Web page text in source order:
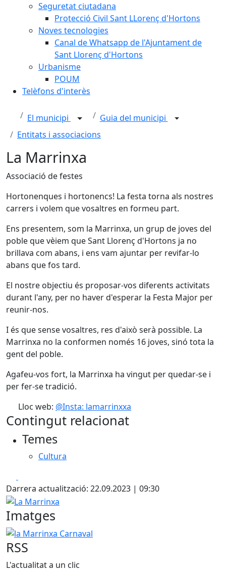
Seguretat ciutadana
Protecció Civil Sant LLorenç d'Hortons
Noves tecnologies
Canal de Whatsapp de l'Ajuntament de
Sant Llorenç d'Hortons
Urbanisme
POUM
Telèfons d'interès
El municipi
Guia del municipi
Entitats i associacions
La Marrinxa
Associació de festes
Hortonenques i hortonencs! La festa torna als nostres
carrers i volem que vosaltres en formeu part.
Ens presentem, som la Marrinxa, un grup de joves del
poble que vèiem que Sant Llorenç d'Hortons ja no
brillava com abans, i ens vam ajuntar per revifar-lo
abans que fos tard.
El nostre objectiu és proposar-vos diferents activitats
durant l'any, per no haver d'esperar la Festa Major per
reunir-nos.
I és que sense vosaltres, res d'això serà possible. La
Marrinxa no la conformen només 16 joves, sinó tota la
gent del poble.
Agafeu-vos fort, la Marrinxa ha vingut per quedar-se i
per fer-se tradició.
Lloc web: @Insta: lamarrinxxa
Contingut relacionat
Temes
Cultura
Darrera actualització: 22.09.2023 | 09:30
La Marrinxa
Imatges
la Marrinxa Carnaval
RSS
L'actualitat a un clic